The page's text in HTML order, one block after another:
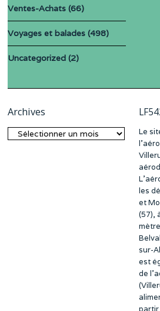
Ventes-Achats (66)
Voyages et balades (498)
Uncategorized (2)
Archives
Archives
Le
les
et
(57),
sur-
est
de